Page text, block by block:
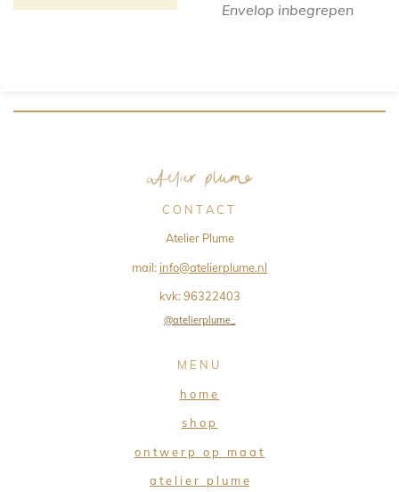
Envelop inbegrepen
C O N T A C T
Atelier Plume
mail: info@atelierplume.nl
kvk:96322403
@atelierplume_
M E N U
h o m e
s h o p
o n t w e r p o p m a a t
a t e l i e r p l u m e